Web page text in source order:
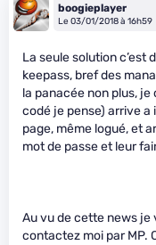
boogieplayer
Le 03/01/2018 à 16h59
La seule solution c’est
keepass, bref des
la panacée non plus, je
codé je pense) arrive
page, même logué, et
mot de passe et leur
Au vu de cette news je
contactez moi par MP.